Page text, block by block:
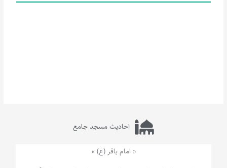
احادیث مسجد جامع
« امام باقر (ع) »